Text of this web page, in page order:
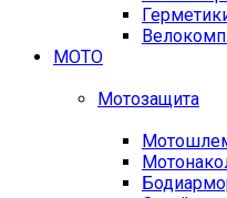
МОТО
Мотозащита